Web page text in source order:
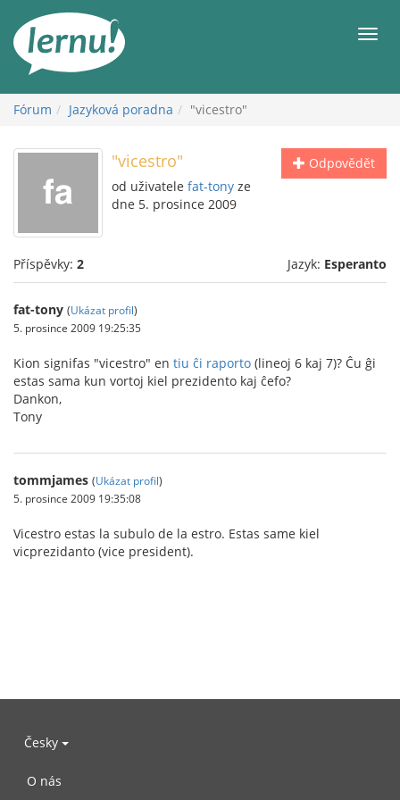
obsahu
Fórum Jazyková poradna "vicestro"
Odpovědět
"vicestro"
od uživatele fat-tony ze
dne 5. prosince 2009
Příspěvky: 2 Jazyk: Esperanto
fat-tony (Ukázat profil)
5. prosince 2009 19:25:35
Kion signifas "vicestro" en tiu ĉi raporto (lineoj 6 kaj 7)? Ĉu ĝi
estas sama kun vortoj kiel prezidento kaj ĉefo?
Dankon,
Tony
tommjames (Ukázat profil)
5. prosince 2009 19:35:08
Vicestro estas la subulo de la estro. Estas same kiel
vicprezidanto (vice president).
Česky
O nás